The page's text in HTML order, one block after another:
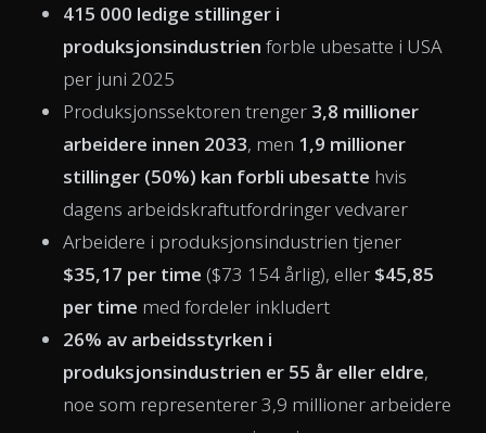
415 000 ledige stillinger i
produksjonsindustrien forble ubesatte i USA
per juni 2025
Produksjonssektoren trenger 3,8 millioner
arbeidere innen 2033, men 1,9 millioner
stillinger (50%) kan forbli ubesatte hvis
dagens arbeidskraftutfordringer vedvarer
Arbeidere i produksjonsindustrien tjener
$35,17 per time ($73 154 årlig), eller $45,85
per time med fordeler inkludert
26% av arbeidsstyrken i
produksjonsindustrien er 55 år eller eldre,
noe som representerer 3,9 millioner arbeidere